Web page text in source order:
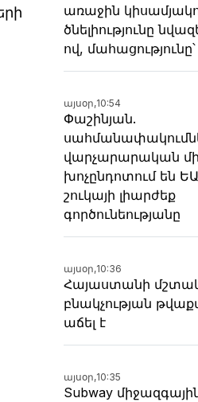
առաջին
ծնելիությունը
ով,
այսօր,10:54
Փաշինյան.
վարչարարական
խոչընդոտում են
շուկայի լիարժեք
գործունեությանը
այսօր,10:36
Հայաստանի
բնակչության
աճել է
այսօր,10:35
Subway